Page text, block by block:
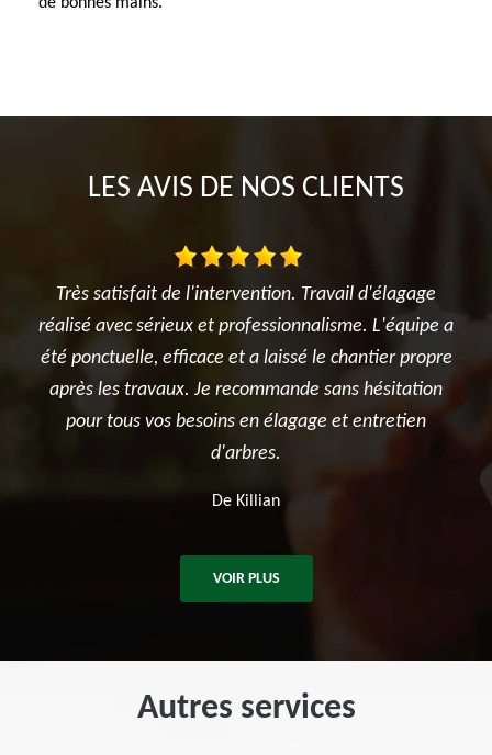
LES AVIS DE NOS CLIENTS
Travail d'élagage
L'équipe a
le chantier propre
sans hésitation
et entretien
Je suis ravi des travaux réalisés dans
l'élagage du cerisier, l'entretien des
et surtout le terrassement et la
potager. Je recommande
entreprise.
VOIR PLUS
Autres services